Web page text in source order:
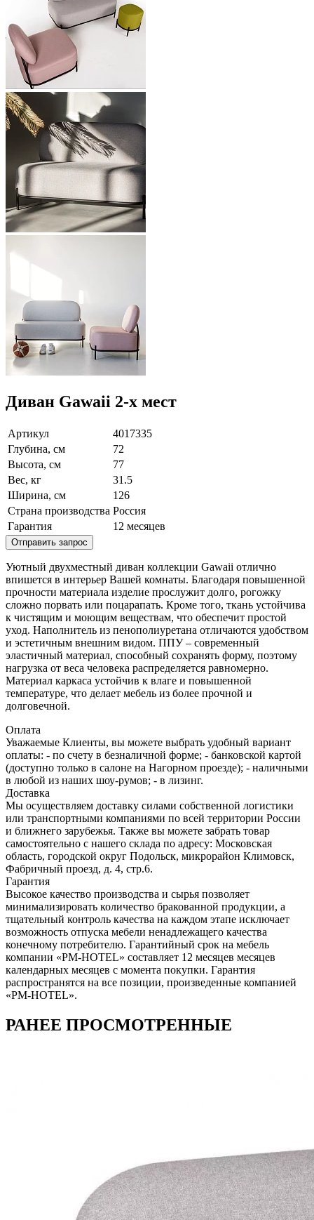
Диван Gawaii 2-х мест
Артикул
4017335
Глубина, см
72
Высота, см
77
Вес, кг
31.5
Ширина, см
126
Страна производства Россия
Гарантия
12 месяцев
Отправить запрос
Уютный двухместный диван коллекции Gawaii отлично
впишется в интерьер Вашей комнаты. Благодаря повышенной
прочности материала изделие прослужит долго, рогожку
сложно порвать или поцарапать. Кроме того, ткань устойчива
к чистящим и моющим веществам, что обеспечит простой
уход. Наполнитель из пенополиуретана отличаются удобством
и эстетичным внешним видом. ППУ – современный
эластичный материал, способный сохранять форму, поэтому
нагрузка от веса человека распределяется равномерно.
Материал каркаса устойчив к влаге и повышенной
температуре, что делает мебель из более прочной и
долговечной.
Оплата
Уважаемые Клиенты, вы можете выбрать удобный вариант
оплаты: - по счету в безналичной форме; - банковской картой
(доступно только в салоне на Нагорном проезде); - наличными
в любой из наших шоу-румов; - в лизинг.
Доставка
Мы осуществляем доставку силами собственной логистики
или транспортными компаниями по всей территории России
и ближнего зарубежья. Также вы можете забрать товар
самостоятельно с нашего склада по адресу: Московская
область, городcкой округ Подольск, микрорайон Климовск,
Фабричный проезд, д. 4, стр.6.
Гарантия
Высокое качество производства и сырья позволяет
минимализировать количество бракованной продукции, а
тщательный контроль качества на каждом этапе исключает
возможность отпуска мебели ненадлежащего качества
конечному потребителю. Гарантийный срок на мебель
компании «PM-HOTEL» составляет 12 месяцев месяцев
календарных месяцев с момента покупки. Гарантия
распространятся на все позиции, произведенные компанией
«PM-HOTEL».
РАНЕЕ ПРОСМОТРЕННЫЕ